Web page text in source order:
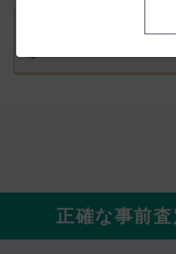
事前査定を依頼した後の
正確な事前